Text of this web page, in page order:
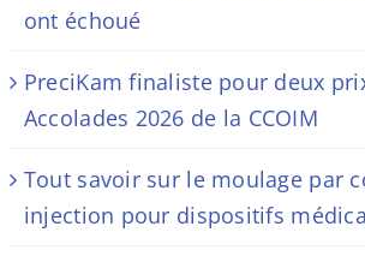
ont échoué
PreciKam finaliste pour deux
Accolades 2026 de la CCOIM
Tout savoir sur le moulage par
injection pour dispositifs